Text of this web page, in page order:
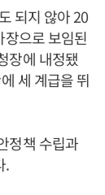
되지 않아 20
으로 보임된
장에 내정됐
세 계급을 뛰
정책 수립과
.